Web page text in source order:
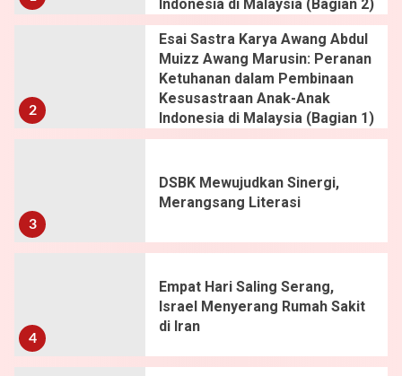
Indonesia di Malaysia (Bagian 2)
2
Esai Sastra Karya Awang Abdul
Muizz Awang Marusin: Peranan
Ketuhanan dalam Pembinaan
Kesusastraan Anak-Anak
Indonesia di Malaysia (Bagian 1)
3
DSBK Mewujudkan Sinergi,
Merangsang Literasi
4
Empat Hari Saling Serang,
Israel Menyerang Rumah Sakit
di Iran